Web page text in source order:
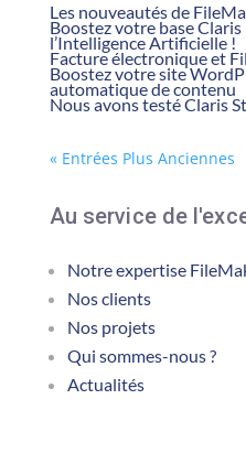
Les nouveautés de
Boostez votre base
l’Intelligence Artificielle !
Facture électronique et
Boostez votre site
automatique de contenu
Nous avons testé Claris
« Entrées Plus Anciennes
Au service de
Notre expertise
Nos clients
Nos projets
Qui sommes-nous ?
Actualités